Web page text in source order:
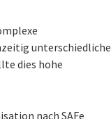
unterschiedliche
dies hohe
nach SAFe